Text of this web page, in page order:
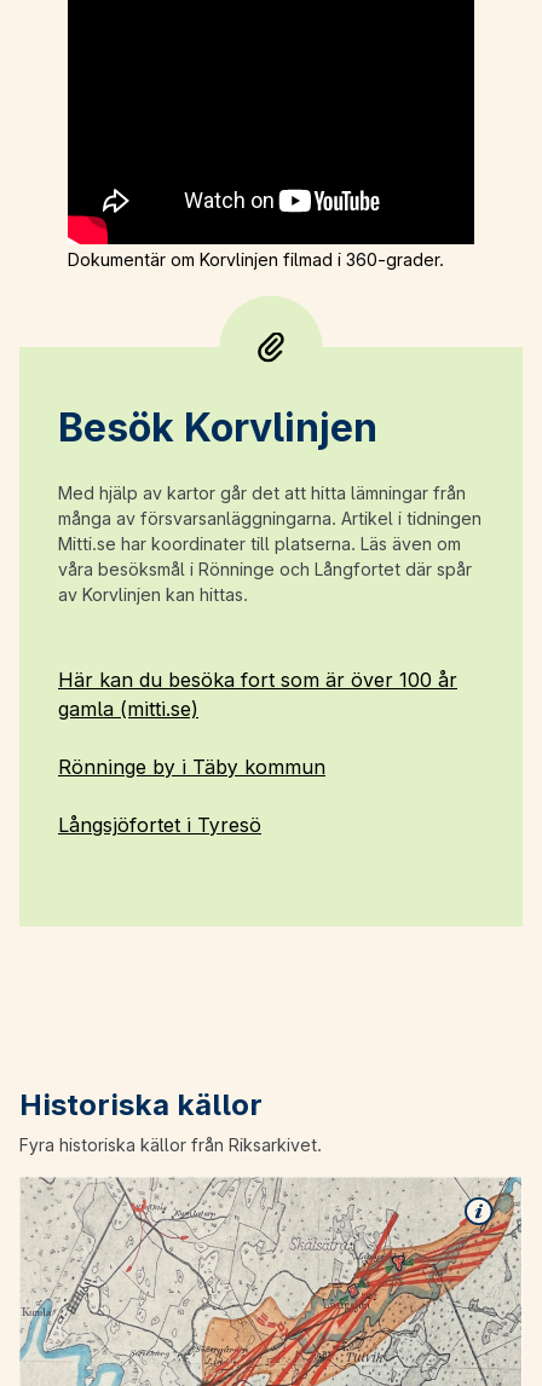
Dokumentär om Korvlinjen filmad i 360-grader.
Besök Korvlinjen
Med hjälp av kartor går det att hitta lämningar från
många av försvarsanläggningarna. Artikel i tidningen
Mitti.se har koordinater till platserna. Läs även om
våra besöksmål i Rönninge och Långfortet där spår
av Korvlinjen kan hittas.
Här kan du besöka fort som är över 100 år
gamla (mitti.se)
Rönninge by i Täby kommun
Långsjöfortet i Tyresö
Historiska källor
Fyra historiska källor från Riksarkivet.